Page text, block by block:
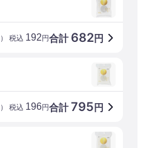
合計 682円
） 税込 192円
合計795 円
） 税込 196円